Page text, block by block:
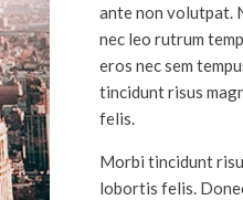
ante non volutpat.
nec leo rutrum
eros nec sem
tincidunt risus
felis.
Morbi tincidunt
lobortis felis.